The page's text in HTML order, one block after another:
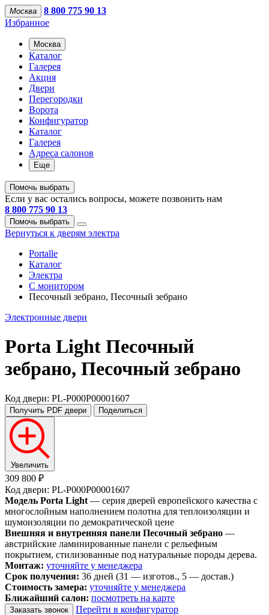
Москва
8 800 775 90 13
Избранное
Москва
Каталог
Галерея
Акция
Двери
Перегородки
Ворота
Конфигуратор
Каталог
Галерея
Адреса салонов
Еще
Помочь выбрать
Если у вас остались вопросы, можете позвонить нам
8 800 775 90 13
Помочь выбрать
Вернуться к дверям электра
Portalle
Каталог
Электра
С монитором
Песочный зебрано, Песочный зебрано
Электронные двери
Porta Light Песочный
зебрано, Песочный зебрано
Код двери: PL-P000P00001607
Получить PDF двери Поделиться
Увеличить
309 800 ₽
Код двери: PL-P000P00001607
Модель Porta Light — серия дверей европейского качества с
многослойным наполнением полотна для теплоизоляции и
шумоизоляции по демократической цене
Внешняя и внутренняя панели Песочный зебрано —
австрийские ламинированные панели с рельефным
покрытием, стилизованные под натуральные породы дерева.
Монтаж: уточняйте у менеджера
Срок получения: 36 дней (31 — изготов., 5 — достав.)
Стоимость замера: уточняйте у менеджера
Ближайший салон: посмотреть на карте
Заказать звонок
Перейти в конфигуратор